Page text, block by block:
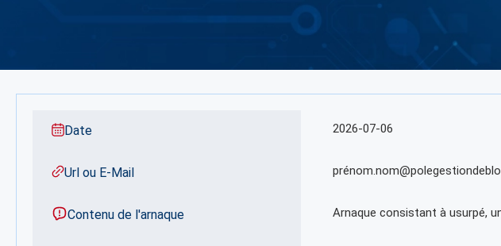
Date 2026-07-06
Url ou E-Mail
Contenu de l'arnaque Arnaque consistant à usurpé,